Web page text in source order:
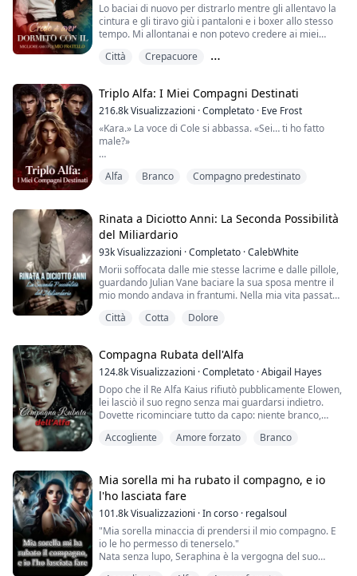
Le sta consegnando una condanna a morte.
I fratelli ...
Lo baciai di nuovo per distrarlo mentre gli allentavo la
cintura e gli tiravo giù i pantaloni e i boxer allo stesso
tempo. Mi allontanai e non potevo credere ai miei
sono sicura che lui si accorse che ero scioccata.
sorridendogli.
"Sai, non mi a...
Città
Crepacuore
Triplo Alfa: I Miei Compagni Destinati
216.8kVisualizzazioni ·Completato · Eve Frost
«Kara.» La voce di Cole si abbassa. «Sei… ti ho fatto
male?»
«Non farlo.» La mia voce si incrina. «Ti prego, non
dirlo.»
«Eccitata.» Lo dice comunque. «Sei eccitata.»
«Non è vero…»
l’odore di…»
smettila.»
Poi la sua mano si posa sul mio...
Alfa Branco Compagno predestinato
Rinata a Diciotto Anni: La Seconda Possibilità
del Miliardario
93kVisualizzazioni ·Completato ·CalebWhite
Morii soffocata dalle mie stesse lacrime e dalle pillole,
guardando Julian Vane baciare la sua sposa mentre il
mio mondo andava in frantumi. Nella mia vita passata,
notte devastante con l'uomo che possedeva il mio
contorto da pura repulsione. «...
Città Cotta Dolore
Compagna Rubata dell'Alfa
124.8kVisualizzazioni ·Completato ·Abigail Hayes
Dopo che il Re Alfa Kaius rifiutò pubblicamente Elowen,
lei lasciò il suo regno senza mai guardarsi indietro.
Dovette ricominciare tutto da capo: niente branco,
nuova vita da sola, convinta di essere al sicuro. Ma
del Re e gettata nelle segrete de...
Accogliente Amore forzato Branco
Mia sorella mi ha rubato il compagno, e io
l'ho lasciata fare
101.8kVisualizzazioni ·In corso · regalsoul
"Mia sorella minaccia di prendersi il mio compagno. E
io le ho permesso di tenerselo."
Nata senza lupo, Seraphina è la vergogna del suo